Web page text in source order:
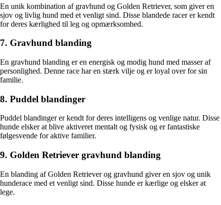
En unik kombination af gravhund og Golden Retriever, som giver en
sjov og livlig hund med et venligt sind. Disse blandede racer er kendt
for deres kærlighed til leg og opmærksomhed.
7. Gravhund blanding
En gravhund blanding er en energisk og modig hund med masser af
personlighed. Denne race har en stærk vilje og er loyal over for sin
familie.
8. Puddel blandinger
Puddel blandinger er kendt for deres intelligens og venlige natur. Disse
hunde elsker at blive aktiveret mentalt og fysisk og er fantastiske
følgesvende for aktive familier.
9. Golden Retriever gravhund blanding
En blanding af Golden Retriever og gravhund giver en sjov og unik
hunderace med et venligt sind. Disse hunde er kærlige og elsker at
lege.